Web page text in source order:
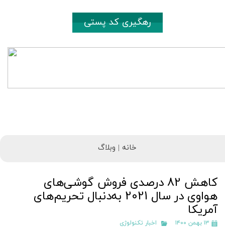
رهگیری کد پستی
خانه | وبلاگ
کاهش 82 درصدی فروش گوشی‌های
هواوی در سال 2021 به‌دنبال تحریم‌های
آمریکا
۱۳ بهمن ۱۴۰۰ اخبار تکنولوژی